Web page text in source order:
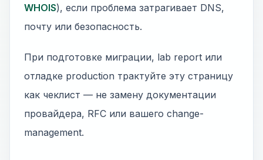
WHOIS), если проблема затрагивает DNS,
почту или безопасность.
При подготовке миграции, lab report или
отладке production трактуйте эту страницу
как чеклист — не замену документации
провайдера, RFC или вашего change-
management.